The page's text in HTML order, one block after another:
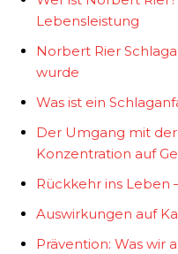
Lebensleistung
Norbert Rier
wurde
Was ist ein
Der Umgang mit
Konzentration auf
Rückkehr ins Leben
Auswirkungen auf
Prävention: Was wir